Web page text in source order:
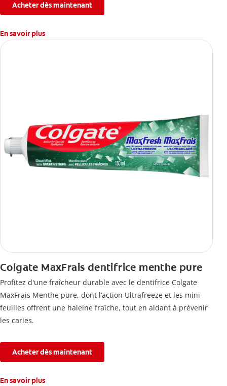
Acheter dès maintenant
En savoir plus
Colgate MaxFrais dentifrice menthe pure
Profitez d'une fraîcheur durable avec le dentifrice Colgate
MaxFrais Menthe pure, dont l’action Ultrafreeze et les mini-
feuilles offrent une haleine fraîche, tout en aidant à prévenir
les caries.
Acheter dès maintenant
En savoir plus